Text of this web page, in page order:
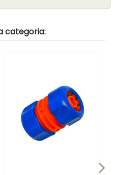
categoria: